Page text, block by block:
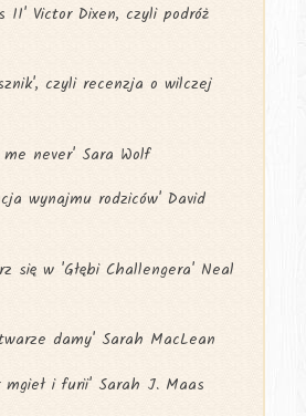
II' Victor Dixen, czyli podróż
czyli recenzja o wilczej
never' Sara Wolf
wynajmu rodziców' David
się w 'Głębi Challengera' Neal
damy' Sarah MacLean
i furii' Sarah J. Maas